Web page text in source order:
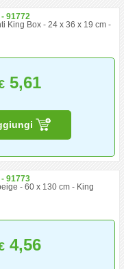
- 91772
King Box - 24 x 36 x 19 cm -
5,61
- 91773
- 60 x 130 cm - King
4,56